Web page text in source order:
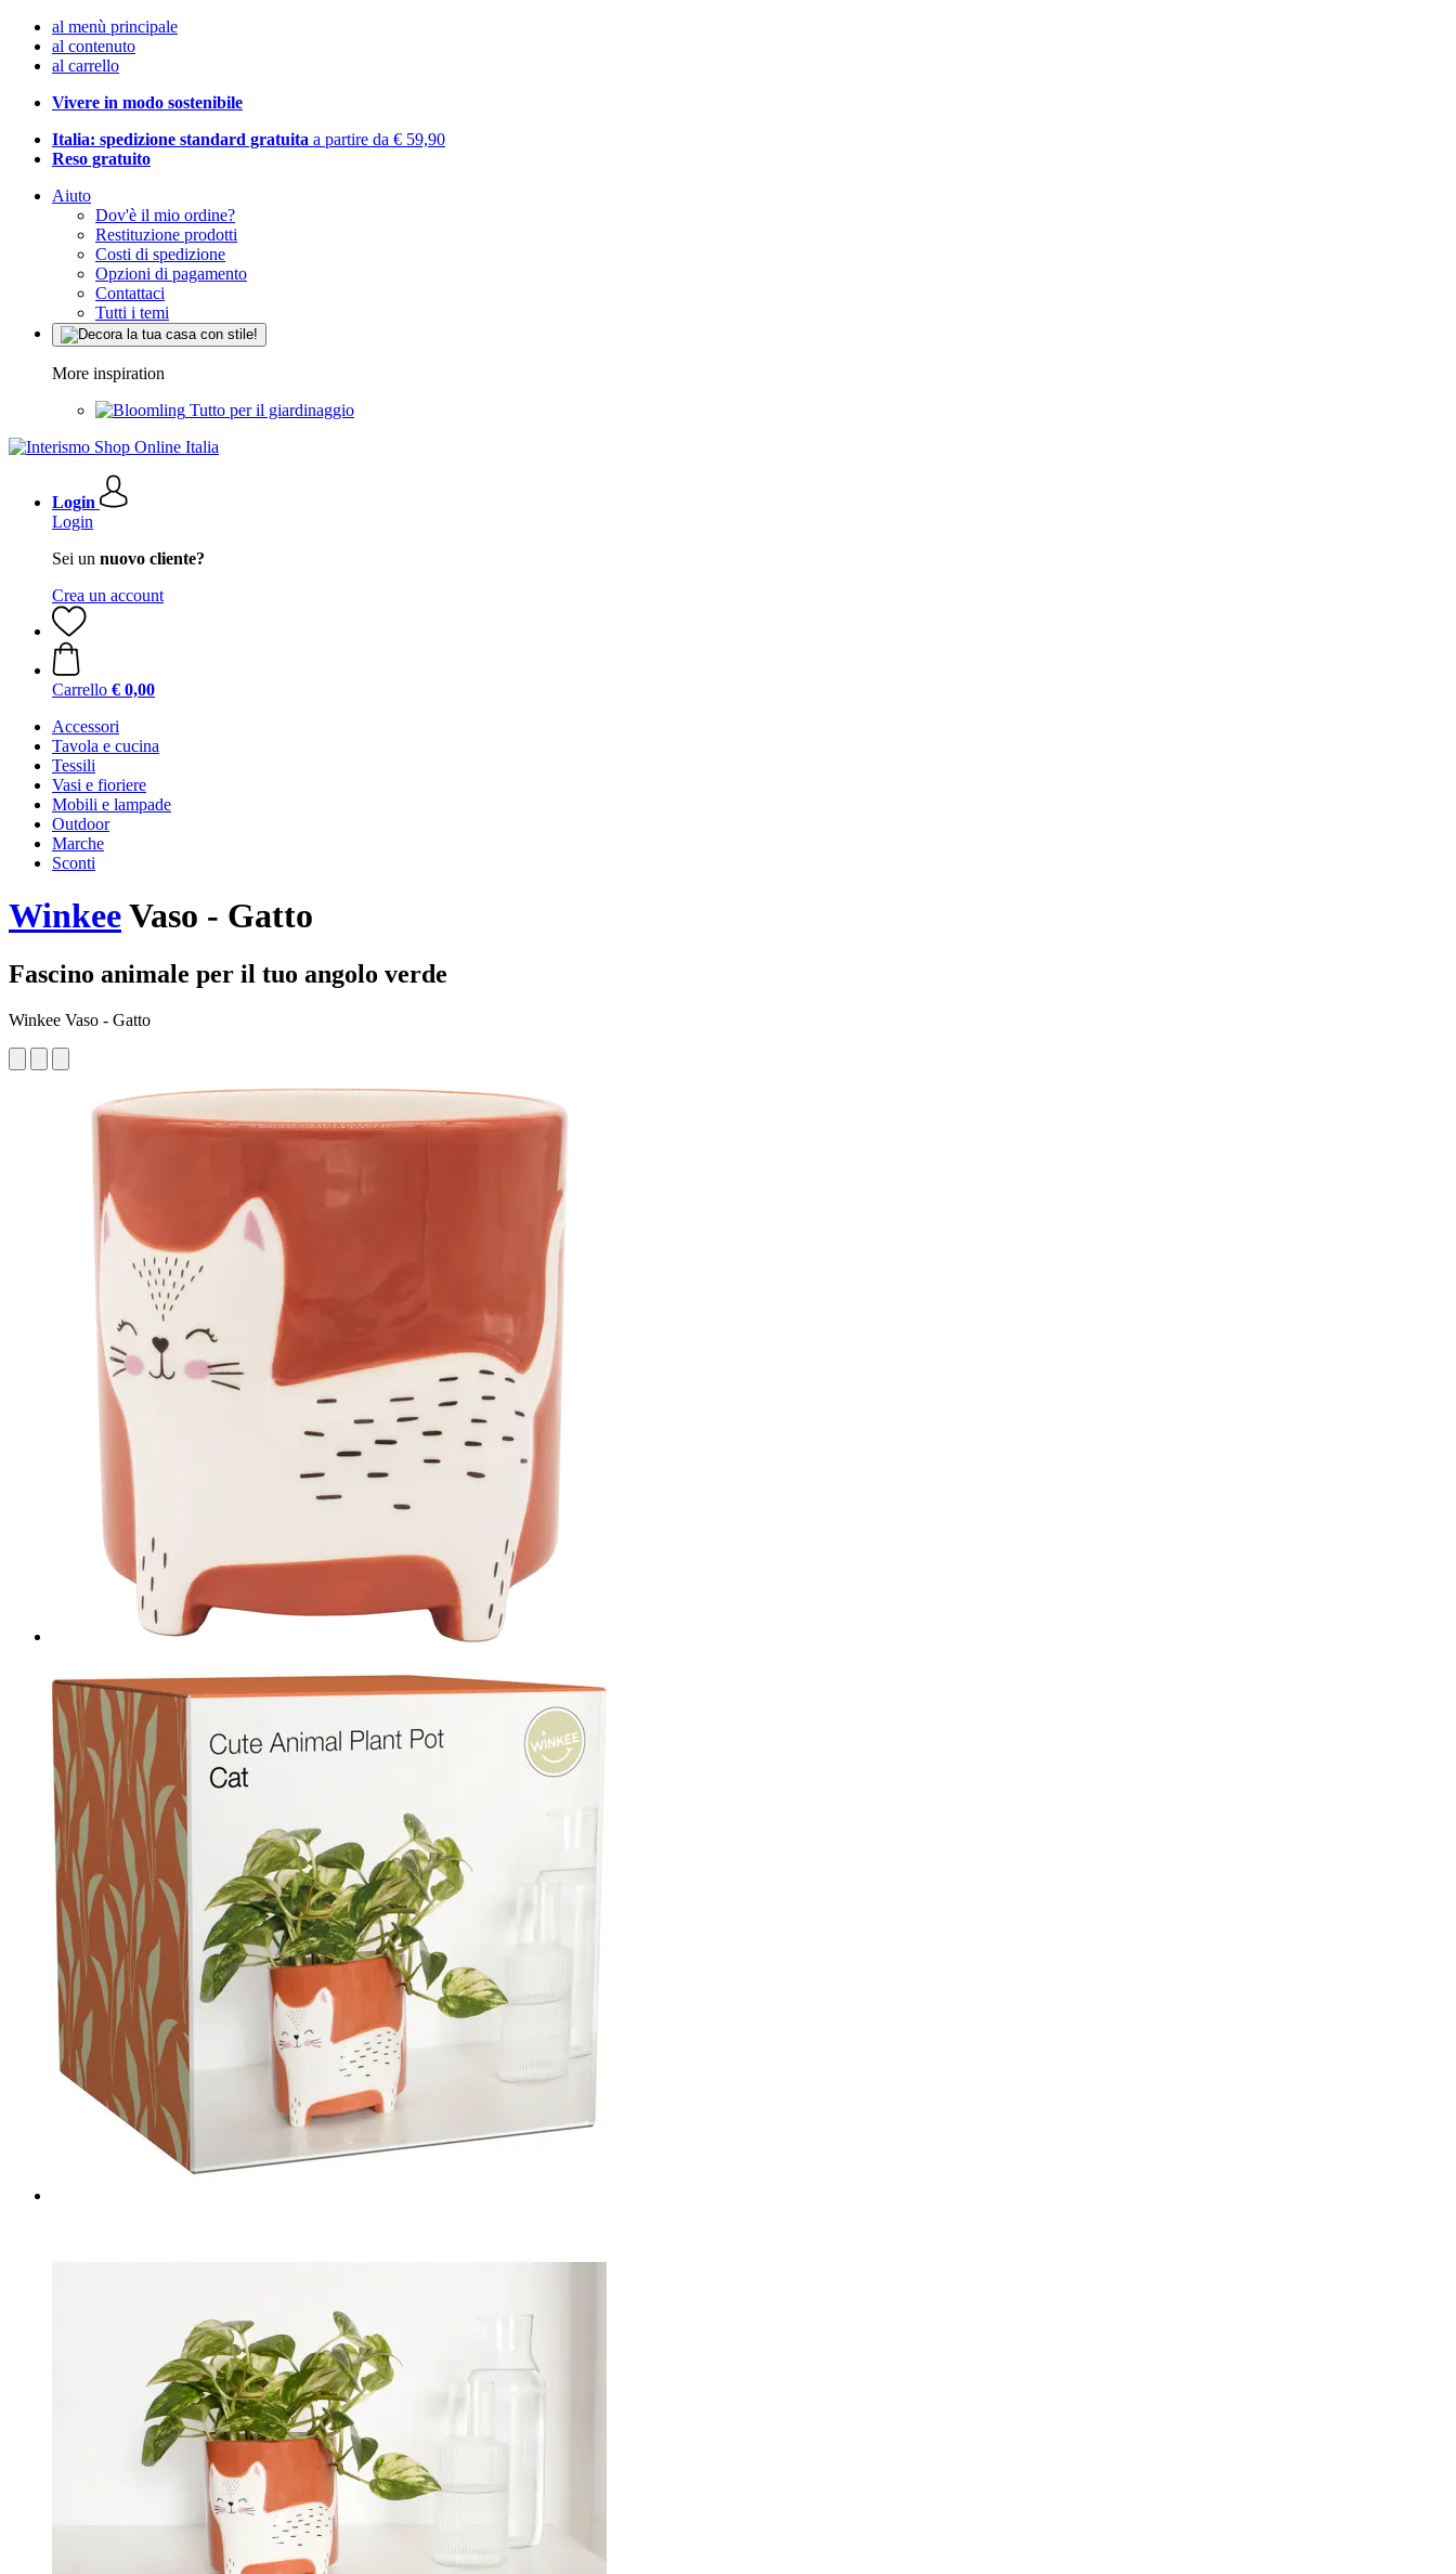
al menù principale
al contenuto
al carrello
Vivere in modo sostenibile
Italia: spedizione standard gratuita a partire da € 59,90
Reso gratuito
Aiuto
Dov'è il mio ordine?
Restituzione prodotti
Costi di spedizione
Opzioni di pagamento
Contattaci
Tutti i temi
More inspiration
Tutto per il giardinaggio
Login
Login
Sei un nuovo cliente?
Crea un account
Carrello € 0,00
Accessori
Tavola e cucina
Tessili
Vasi e fioriere
Mobili e lampade
Outdoor
Marche
Sconti
WinkeeVaso - Gatto
Fascino animale per il tuo angolo verde
Winkee Vaso - Gatto